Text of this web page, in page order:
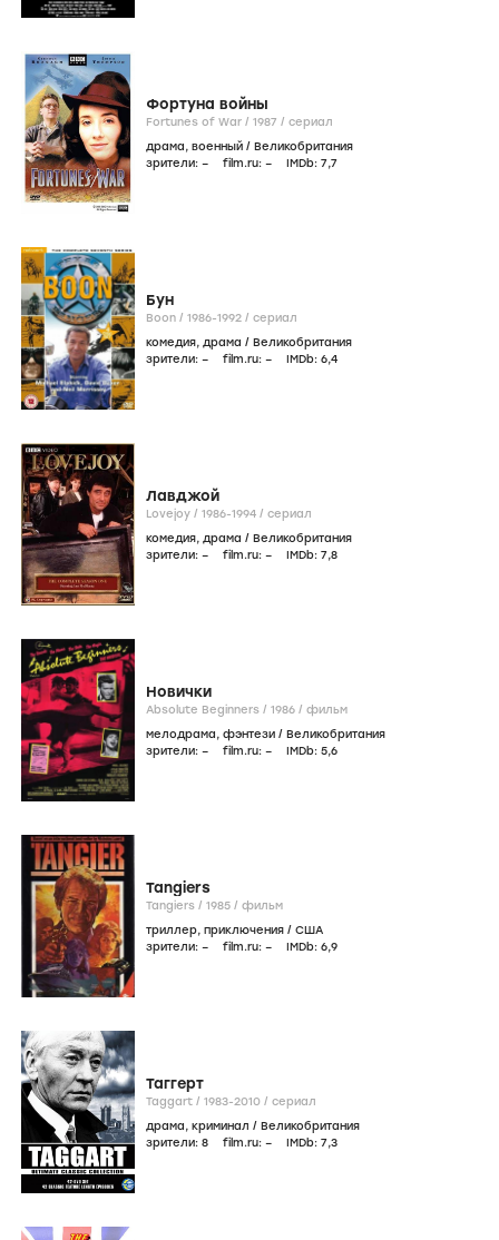
Фортуна войны
Fortunes of War / 1987 / сериал
драма, военный / Великобритания
зрители: – film.ru: – IMDb: 7,7
Бун
Boon / 1986-1992 / сериал
комедия, драма / Великобритания
зрители: – film.ru: – IMDb: 6,4
Лавджой
Lovejoy / 1986-1994 / сериал
комедия, драма / Великобритания
зрители: – film.ru: – IMDb: 7,8
Новички
Absolute Beginners / 1986 / фильм
мелодрама, фэнтези / Великобритания
зрители: – film.ru: – IMDb: 5,6
Tangiers
Tangiers / 1985 / фильм
триллер, приключения / США
зрители: – film.ru: – IMDb: 6,9
Таггерт
Taggart / 1983-2010 / сериал
драма, криминал / Великобритания
зрители: 8 film.ru: – IMDb: 7,3